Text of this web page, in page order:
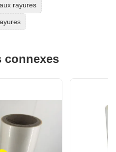
rayures
connexes